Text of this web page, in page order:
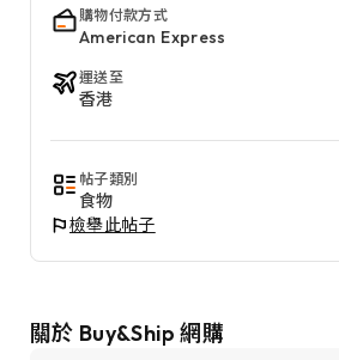
購物付款方式
American Express
運送至
香港
帖子類別
食物
檢舉此帖子
關於 Buy&Ship 網購